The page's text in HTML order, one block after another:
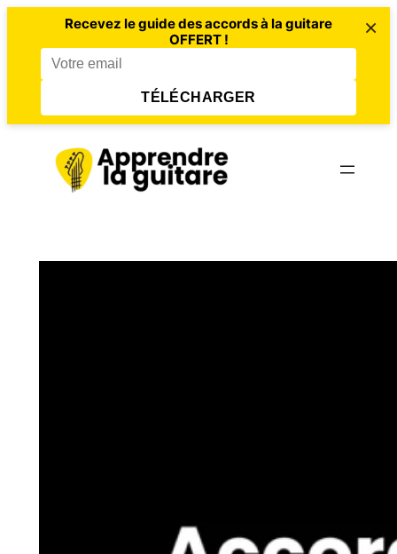
Recevez le guide des accords à la guitare
OFFERT !
TÉLÉCHARGER
×
contenu